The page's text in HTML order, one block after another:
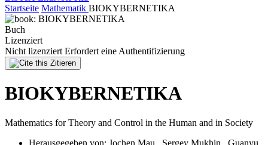
Startseite Mathematik BIOKYBERNETIKA
Buch
Lizenziert
Nicht lizenziert Erfordert eine Authentifizierung
Zitieren
BIOKYBERNETIKA
Mathematics for Theory and Control in the Human and in Society
Herausgegeben von: Jochen Mau , Sergey Mukhin , Guanyu